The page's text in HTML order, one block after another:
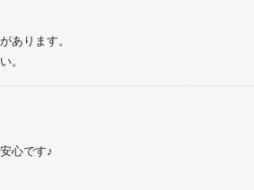
あります。
。
心です♪